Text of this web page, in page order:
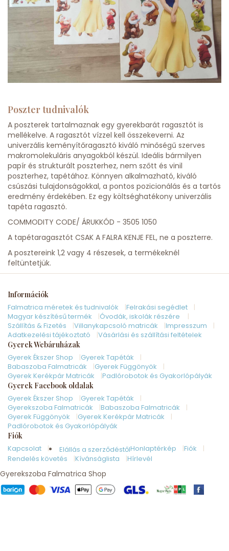
Poszter tudnivalók
A poszterek tartalmaznak egy gyerekbarát ragasztót is
mellékelve. A ragasztót vízzel kell összekeverni. Az
univerzális keményítőragasztó kiváló minőségű szerves
makromolekuláris anyagokból készül. Ideális bármilyen
papír és strukturált poszterhez, nem szőtt és vinil
poszterhez, tapétához. Könnyen alkalmazható, kiváló
csúszási tulajdonságokkal, a pontos pozicionálás és a tartós
eredmény érdekében. Ez egy költséghatékony univerzális
tapéta ragasztó.
COMMODITY CODE/ ÁRUKKÓD - 3505 1050
A tapétaragasztót CSAK A FALRA KENJE FEL, ne a poszterre.
A posztereink 1,2 vagy 4 részesek, a termékeknél
feltüntetjük.
Információk
Falmatrica méretek és tudnivalók
Felrakási segédlet
Magyar készítésű termék
Óvodák, iskolák részére
Szállítás & Fizetés
Villanykapcsoló matricák
Impresszum
Adatkezelési tájékoztató
Vásárlási és szállítási feltételek
Gyerek Webáruházak
Gyerek Ékszer Shop
Gyerek Tapéták
Babaszoba Falmatricák
Gyerek Függönyök
Gyerek Kerékpár Matricák
Padlórobotok és Gyakorlópályák
Gyerek Facebook oldalak
Gyerek Ékszer Shop
Gyerek Tapéták
Gyerekszoba Falmatricák
Babaszoba Falmatricák
Gyerek Függönyök
Gyerek Kerékpár Matricák
Padlórobotok és Gyakorlópályák
Fiók
Kapcsolat
Elállás a szerződéstőlHonlaptérkép
Fiók
Rendelés követés
Kívánságlista Hírlevél
Gyerekszoba Falmatrica Shop